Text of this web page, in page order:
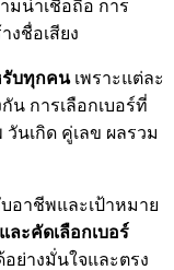
มน่าเชื่อถือ การ
งชื่อเสียง
รับทุกคนเพราะแต่ละ
การเลือกเบอร์ที่
นเกิด คู่เลข ผลรวม
อาชีพและเป้าหมาย
ละคัดเลือกเบอร์
อย่างมั่นใจและตรง